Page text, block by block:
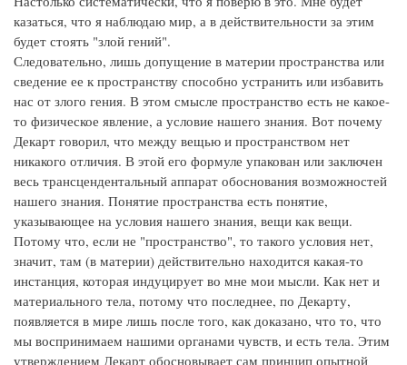
казаться, что я наблюдаю мир, а в действительности за этим
будет стоять "злой гений".
Следовательно, лишь допущение в материи пространства или
сведение ее к пространству способно устранить или избавить
нас от злого гения. В этом смысле пространство есть не какое-
то физическое явление, а условие нашего знания. Вот почему
Декарт говорил, что между вещью и пространством нет
никакого отличия. В этой его формуле упакован или заключен
весь трансцендентальный аппарат обоснования возможностей
нашего знания. Понятие пространства есть понятие,
указывающее на условия нашего знания, вещи как вещи.
Потому что, если не "пространство", то такого условия нет,
значит, там (в материи) действительно находится какая-то
инстанция, которая индуцирует во мне мои мысли. Как нет и
материального тела, потому что последнее, по Декарту,
появляется в мире лишь после того, как доказано, что то, что
мы воспринимаем нашими органами чувств, и есть тела. Этим
утверждением Декарт обосновывает сам принцип опытной